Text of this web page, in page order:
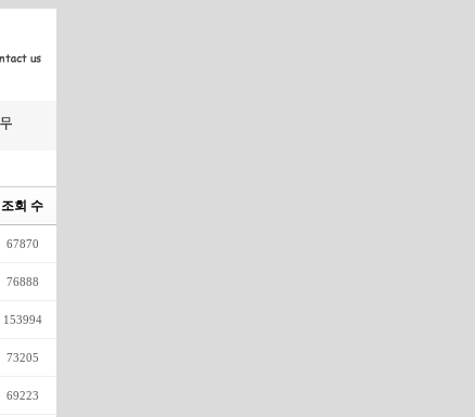
조회 수
67870
76888
153994
73205
69223